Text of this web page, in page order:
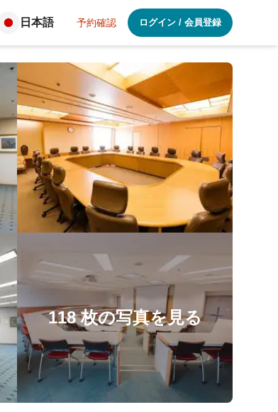
日本語 予約確認 ログイン / 会員登録
118枚の写真を見る